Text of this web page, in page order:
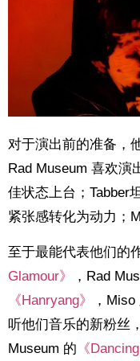
对于演出前的准备，
Rad Museum 喜欢演
佳状态上台；Tabber
紧张感转化为动力；
至于最能代表他们的
Glamour》
，Rad
《Hanryang》
，
听他们音乐的新粉丝
Museum 的 《